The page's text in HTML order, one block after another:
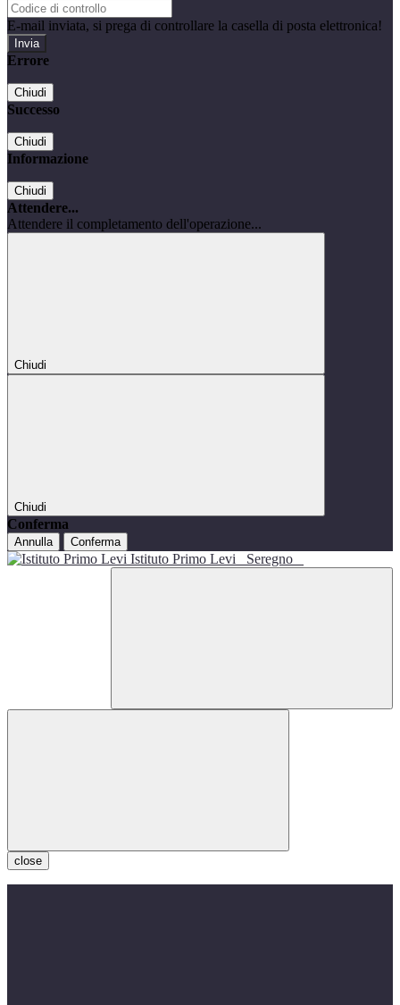
E-mail inviata, si prega di controllare la casella di posta elettronica!
Errore
Chiudi
Successo
Chiudi
Informazione
Chiudi
Attendere...
Attendere il completamento dell'operazione...
Chiudi
Chiudi
Conferma
Annulla Conferma
Istituto Primo Levi Seregno
close